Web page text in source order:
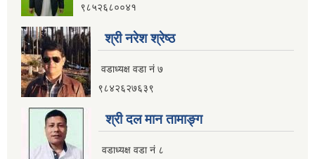
९८५२६८००४१
श्री नरेश श्रेष्ठ
वडाध्यक्ष वडा नं ७
९८४२६२७६३९
श्री दल मान तामाङ्ग
वडाध्यक्ष वडा नं ८